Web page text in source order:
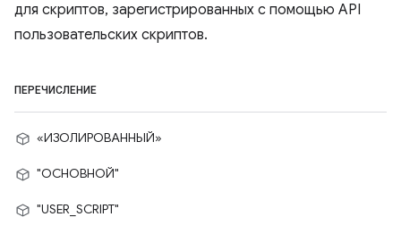
для скриптов, зарегистрированных с помощью API
пользовательских скриптов.
ПЕРЕЧИСЛЕНИЕ
«ИЗОЛИРОВАННЫЙ»
"ОСНОВНОЙ"
"USER_SCRIPT"